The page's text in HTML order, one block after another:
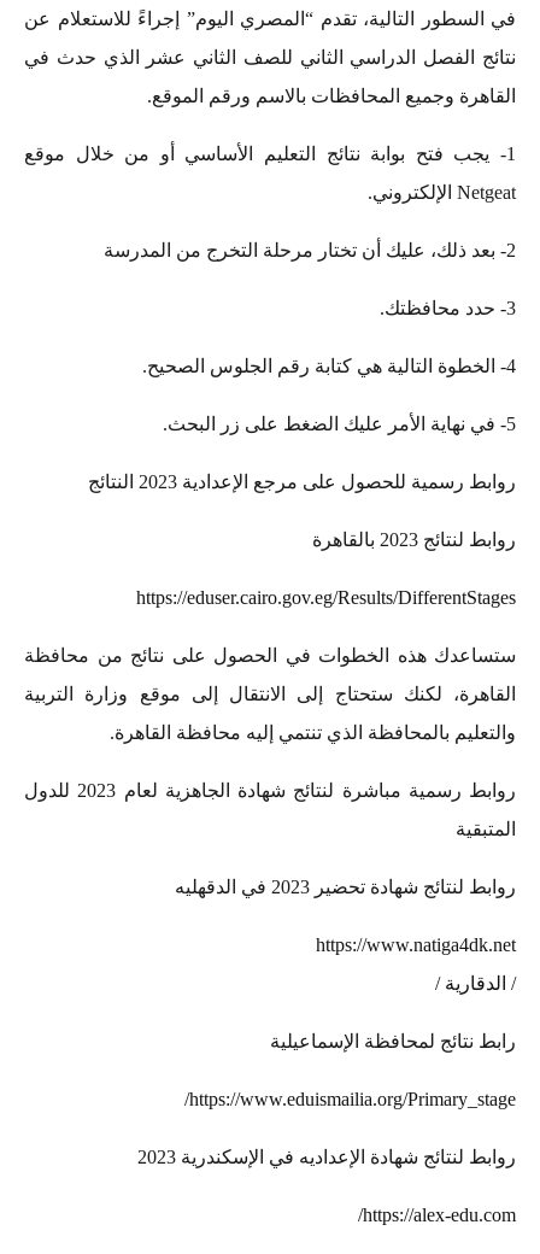
في السطور التالية، تقدم “المصري اليوم” إجراءً للاستعلام عن
نتائج الفصل الدراسي الثاني للصف الثاني عشر الذي حدث في
القاهرة وجميع المحافظات بالاسم ورقم الموقع.
1- يجب فتح بوابة نتائج التعليم الأساسي أو من خلال موقع
Netgeat الإلكتروني.
2- بعد ذلك، عليك أن تختار مرحلة التخرج من المدرسة
3- حدد محافظتك.
4- الخطوة التالية هي كتابة رقم الجلوس الصحيح.
5- في نهاية الأمر عليك الضغط على زر البحث.
روابط رسمية للحصول على مرجع الإعدادية 2023 النتائج
روابط لنتائج 2023 بالقاهرة
https://eduser.cairo.gov.eg/Results/DifferentStages
ستساعدك هذه الخطوات في الحصول على نتائج من محافظة
القاهرة، لكنك ستحتاج إلى الانتقال إلى موقع وزارة التربية
والتعليم بالمحافظة الذي تنتمي إليه محافظة القاهرة.
روابط رسمية مباشرة لنتائج شهادة الجاهزية لعام 2023 للدول
المتبقية
روابط لنتائج شهادة تحضير 2023 في الدقهليه
https://www.natiga4dk.net
/ الدقارية /
رابط نتائج لمحافظة الإسماعيلية
https://www.eduismailia.org/Primary_stage/
روابط لنتائج شهادة الإعداديه في الإسكندرية 2023
https://alex-edu.com/